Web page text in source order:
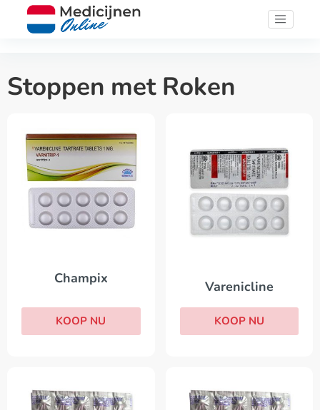
Stoppen met Roken
Champix
KOOP NU
Varenicline
KOOP NU